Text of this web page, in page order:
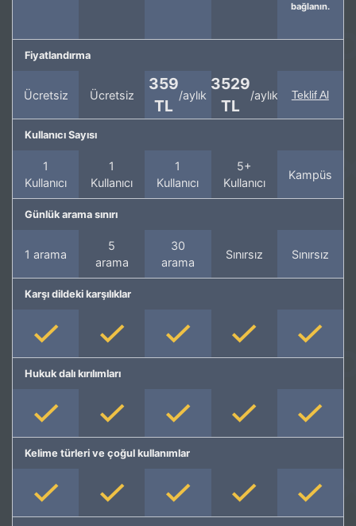
bağlanın.
Fiyatlandırma
Ücretsiz Ücretsiz
359
TL
/aylık
3529
TL
/aylık Teklif Al
Kullanıcı Sayısı
1
Kullanıcı
1
Kullanıcı
1
Kullanıcı
5+
Kullanıcı
Kampüs
Günlük arama sınırı
1 arama
5
arama
30
arama
Sınırsız Sınırsız
Karşı dildeki karşılıklar
Hukuk dalı kırılımları
Kelime türleri ve çoğul kullanımlar